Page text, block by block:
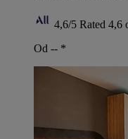
4,6/5 Rated 4,6
Od -- *